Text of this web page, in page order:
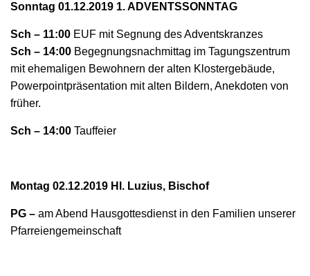
Sonntag 01.12.2019 1. ADVENTSSONNTAG
Sch – 11:00 EUF mit Segnung des Adventskranzes
Sch – 14:00 Begegnungsnachmittag im Tagungszentrum
mit ehemaligen Bewohnern der alten Klostergebäude,
Powerpointpräsentation mit alten Bildern, Anekdoten von
früher.
Sch – 14:00 Tauffeier
Montag 02.12.2019 Hl. Luzius, Bischof
PG – am Abend Hausgottesdienst in den Familien unserer
Pfarreiengemeinschaft